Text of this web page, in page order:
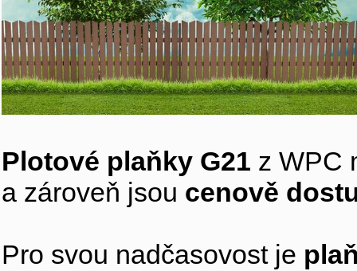
Plotové plaňky G21 z WPC
a zároveň jsou cenově
Pro svou nadčasovost je